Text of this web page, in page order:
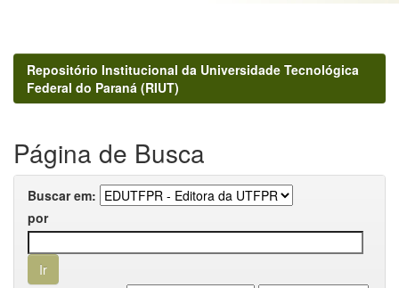
Repositório Institucional da Universidade Tecnológica
Federal do Paraná (RIUT)
Página de Busca
Buscar em:
por